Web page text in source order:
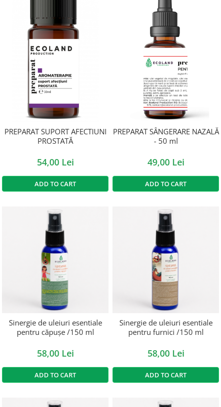
PREPARAT SUPORT AFECTIUNI
PROSTATĂ
54,00 Lei
ADD TO CART
PREPARAT SÂNGERARE NAZALĂ
- 50 ml
49,00 Lei
ADD TO CART
Sinergie de uleiuri esentiale
pentru căpușe /150 ml
58,00 Lei
ADD TO CART
Sinergie de uleiuri esentiale
pentru furnici /150 ml
58,00 Lei
ADD TO CART